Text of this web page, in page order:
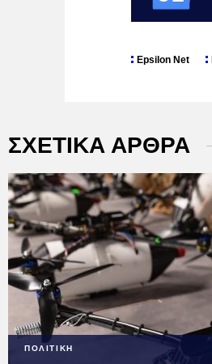
Epsilon Net
ΣΧΕΤΙΚΑ ΑΡΘΡΑ
ΠΟΛΙΤΙΚΗ